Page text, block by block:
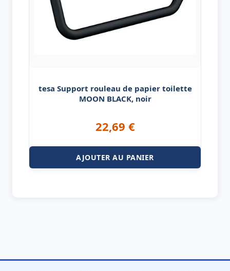
tesa Support rouleau de papier toilette
MOON BLACK, noir
22,69 €
AJOUTER AU PANIER